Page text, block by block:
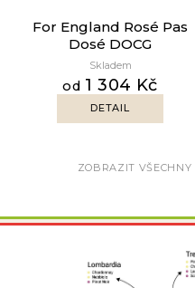
For England Rosé Pas
Dosé DOCG
Skladem
od 1 304 Kč
DETAIL
ZOBRAZIT VŠECHNY